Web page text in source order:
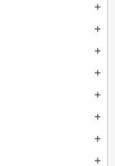
add
add
add
add
add
add
add
add